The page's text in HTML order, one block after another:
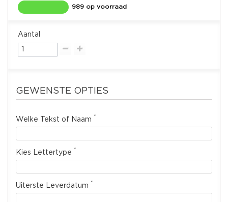
989 op voorraad
Aantal
GEWENSTE OPTIES
Welke Tekst of Naam *
Kies Lettertype *
Uiterste Leverdatum *